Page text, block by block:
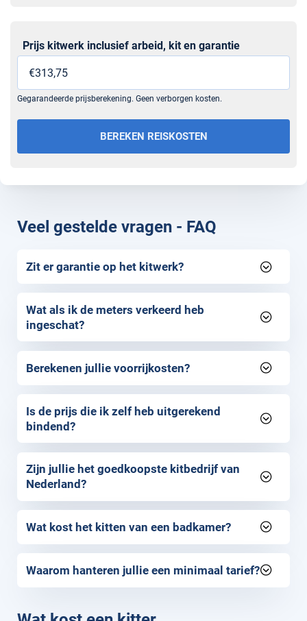
Sectie
Prijs kitwerk inclusief arbeid, kit en garantie
Gegarandeerde prijsberekening. Geen verborgen kosten.
BEREKEN REISKOSTEN
Veel gestelde vragen - FAQ
Zit er garantie op het kitwerk?
Wat als ik de meters verkeerd heb
ingeschat?
Berekenen jullie voorrijkosten?
Is de prijs die ik zelf heb uitgerekend
bindend?
Zijn jullie het goedkoopste kitbedrijf van
Nederland?
Wat kost het kitten van een badkamer?
Waarom hanteren jullie een minimaal tarief?